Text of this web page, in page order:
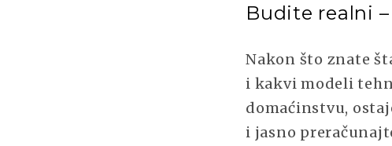
Budite realni
Nakon što znate
i kakvi modeli
domaćinstvu,
i jasno